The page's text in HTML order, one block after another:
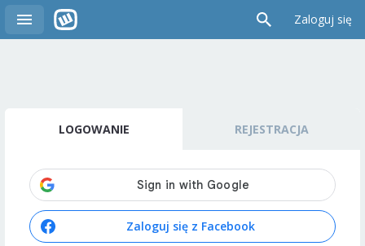
Zaloguj się
LOGOWANIE REJESTRACJA
Zaloguj się z Facebook